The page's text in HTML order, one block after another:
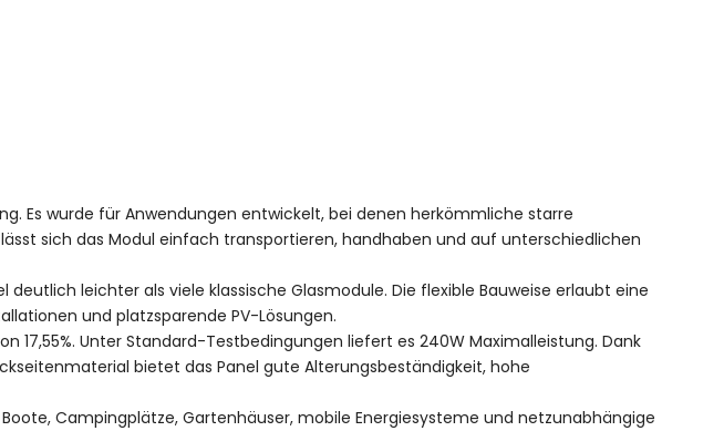
Es wurde für Anwendungen entwickelt, bei denen herkömmliche starre
sich das Modul einfach transportieren, handhaben und auf unterschiedlichen
leichter als viele klassische Glasmodule. Die flexible Bauweise erlaubt eine
und platzsparende PV-Lösungen.
17,55%. Unter Standard-Testbedingungen liefert es 240W Maximalleistung. Dank
bietet das Panel gute Alterungsbeständigkeit, hohe
Campingplätze, Gartenhäuser, mobile Energiesysteme und netzunabhängige